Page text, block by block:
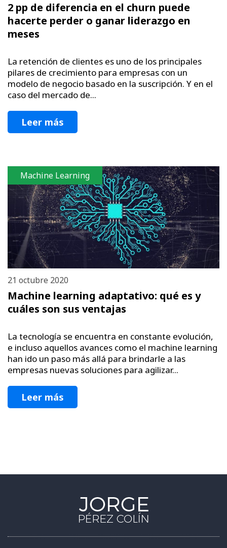
2 pp de diferencia en el churn puede
hacerte perder o ganar liderazgo en
meses
La retención de clientes es uno de los principales
pilares de crecimiento para empresas con un
modelo de negocio basado en la suscripción. Y en el
caso del mercado de...
Leer más
Machine Learning
21 octubre 2020
Machine learning adaptativo: qué es y
cuáles son sus ventajas
La tecnología se encuentra en constante evolución,
e incluso aquellos avances como el machine learning
han ido un paso más allá para brindarle a las
empresas nuevas soluciones para agilizar...
Leer más